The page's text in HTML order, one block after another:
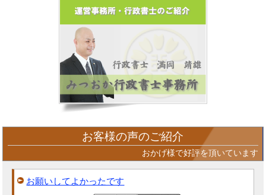
お客様の声のご紹介
おかげ様で好評を頂いています
お願いしてよかったです